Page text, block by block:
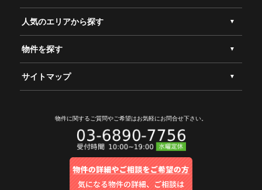
人気のエリアから探す
物件を探す
サイトマップ
物件に関するご質問やご希望はお気軽にお問合せ下さい。